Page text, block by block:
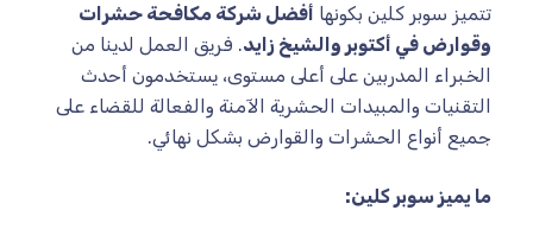
تتميز سوبر كلين بكونها أفضل شركة مكافحة حشرات
وقوارض في أكتوبر والشيخ زايد. فريق العمل لدينا من
الخبراء المدربين على أعلى مستوى، يستخدمون أحدث
التقنيات والمبيدات الحشرية الآمنة والفعالة للقضاء على
جميع أنواع الحشرات والقوارض بشكل نهائي.
ما يميز سوبر كلين: